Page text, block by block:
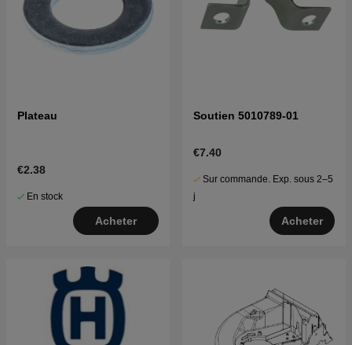
Plateau
€2.38
En stock
Acheter
Soutien 5010789-01
€7.40
Sur commande. Exp. sous 2–5
j
Acheter